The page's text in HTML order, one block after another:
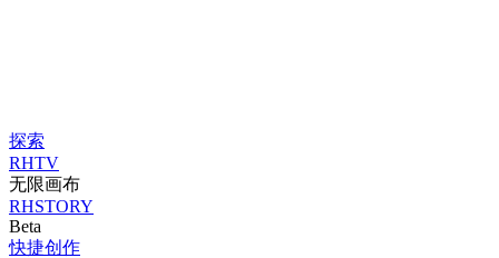
探索
RHTV
无限画布
RHSTORY
Beta
快捷创作